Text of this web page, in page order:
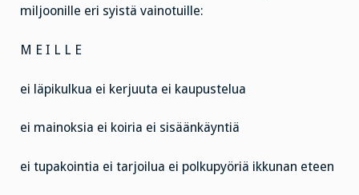
miljoonille eri syistä vainotuille:
M E I L L E
ei läpikulkua ei kerjuuta ei kaupustelua
ei mainoksia ei koiria ei sisäänkäyntiä
ei tupakointia ei tarjoilua ei polkupyöriä ikkunan eteen